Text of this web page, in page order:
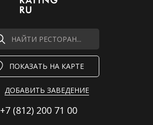
НАЙТИ РЕСТОРАН...
ПОКАЗАТЬ НА КАРТЕ
ДОБАВИТЬ ЗАВЕДЕНИЕ
+7 (812) 200 71 00